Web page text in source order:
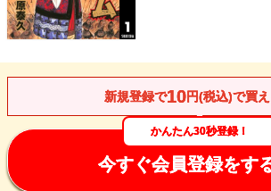
新規登録で10円(税込)で買え
かんたん30秒登録！
今すぐ会員登録をす